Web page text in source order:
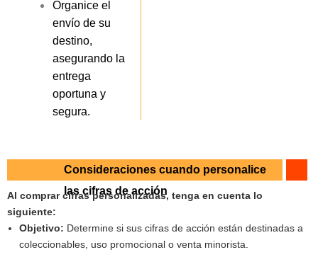
Organice el
envío de su
destino,
asegurando la
entrega
oportuna y
segura.
Consideraciones cuando personalice
las cifras de acción
Al comprar cifras personalizadas, tenga en cuenta lo
siguiente:
Objetivo: Determine si sus cifras de acción están destinadas a
coleccionables, uso promocional o venta minorista.